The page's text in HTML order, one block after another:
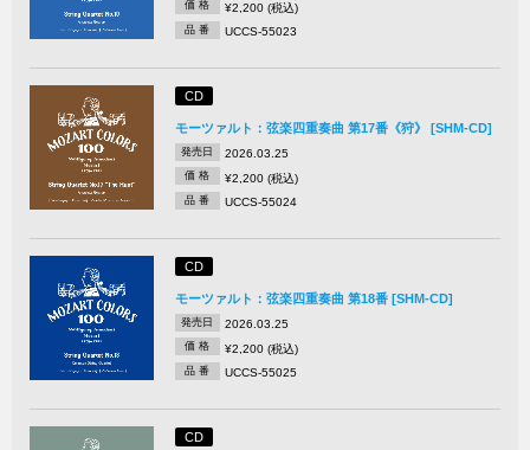
価 格 ¥2,200 (税込)
品 番 UCCS-55023
CD
モーツァルト：弦楽四重奏曲 第17番《狩》 [SHM-CD]
発売日 2026.03.25
価 格 ¥2,200 (税込)
品 番 UCCS-55024
CD
モーツァルト：弦楽四重奏曲 第18番 [SHM-CD]
発売日 2026.03.25
価 格 ¥2,200 (税込)
品 番 UCCS-55025
CD